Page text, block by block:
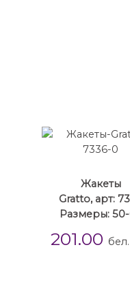
Жакеты
Gratto, арт:
Размеры:
201.00